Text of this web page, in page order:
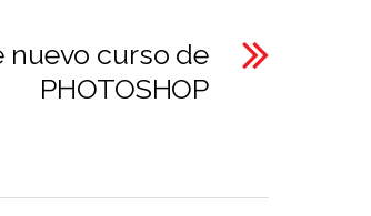
nuevo curso de
PHOTOSHOP